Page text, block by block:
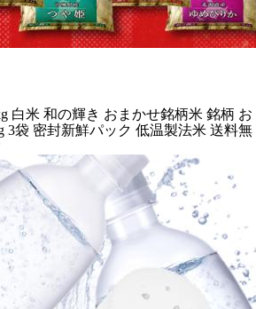
白米 和の輝き おまかせ銘柄米 銘柄 お
3袋 密封新鮮パック 低温製法米 送料無